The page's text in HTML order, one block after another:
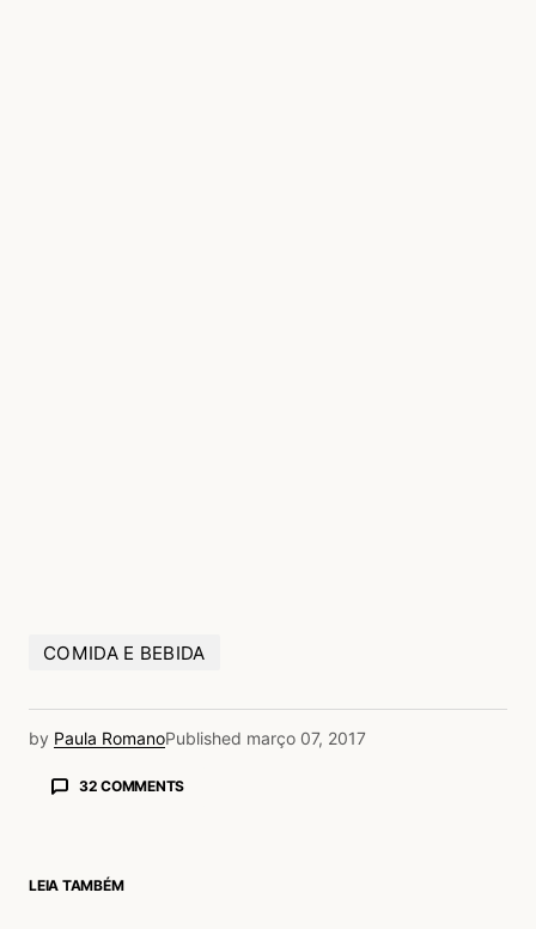
COMIDA E BEBIDA
by Paula RomanoPublished março 07, 2017
32 COMMENTS
LEIA TAMBÉM